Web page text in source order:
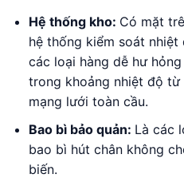
Hệ thống kho: Có mặt
hệ thống kiểm soát
các loại hàng dễ hư
trong khoảng nhiệt độ từ
mạng lưới toàn cầu.
Bao bì bảo quản: Là các
bao bì hút chân không
biến.